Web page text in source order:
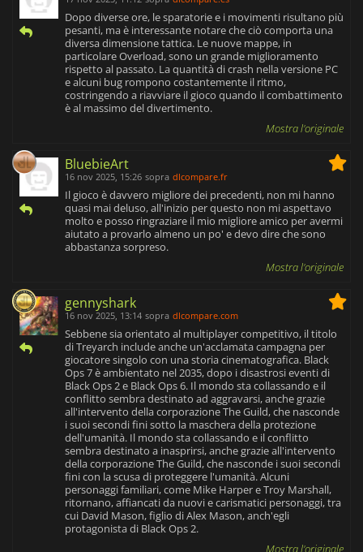
Dopo diverse ore, le sparatorie e i movimenti risultano più
pesanti, ma è interessante notare che ciò comporta una
diversa dimensione tattica. Le nuove mappe, in
particolare Overload, sono un grande miglioramento
rispetto al passato. La quantità di crash nella versione PC
e alcuni bug rompono costantemente il ritmo,
costringendo a riavviare il gioco quando il combattimento
è al massimo del divertimento.
Mostra l'originale
BluebieArt
16 nov 2025, 15:26 sopra dlcompare.fr
Il gioco è davvero migliore dei precedenti, non mi hanno
quasi mai deluso, all'inizio per questo non mi aspettavo
molto e posso ringraziare il mio migliore amico per avermi
aiutato a provarlo almeno un po' e devo dire che sono
abbastanza sorpreso.
Mostra l'originale
gennyshark
16 nov 2025, 13:14 sopra dlcompare.com
Sebbene sia orientato al multiplayer competitivo, il titolo
di Treyarch include anche un'acclamata campagna per
giocatore singolo con una storia cinematografica. Black
Ops 7 è ambientato nel 2035, dopo i disastrosi eventi di
Black Ops 2 e Black Ops 6. Il mondo sta collassando e il
conflitto sembra destinato ad aggravarsi, anche grazie
all'intervento della corporazione The Guild, che nasconde
i suoi secondi fini sotto la maschera della protezione
dell'umanità. Il mondo sta collassando e il conflitto
sembra destinato a inasprirsi, anche grazie all'intervento
della corporazione The Guild, che nasconde i suoi secondi
fini con la scusa di proteggere l'umanità. Alcuni
personaggi familiari, come Mike Harper e Troy Marshall,
ritornano, affiancati da nuovi e carismatici personaggi, tra
cui David Mason, figlio di Alex Mason, anch'egli
protagonista di Black Ops 2.
Mostra l'originale